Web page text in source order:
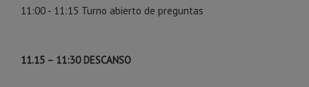
11:00 - 11:15 Turno abierto de preguntas
11.15 – 11:30 DESCANSO